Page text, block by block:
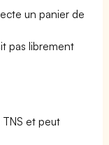
un panier de
pas librement
et peut